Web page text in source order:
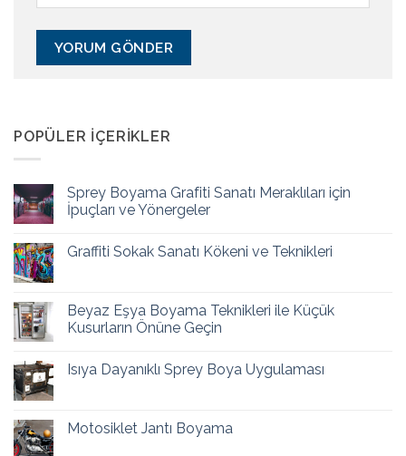
POPÜLER İÇERIKLER
Sprey Boyama Grafiti Sanatı Meraklıları için
İpuçları ve Yönergeler
Graffiti Sokak Sanatı Kökeni ve Teknikleri
Beyaz Eşya Boyama Teknikleri ile Küçük
Kusurların Önüne Geçin
Isıya Dayanıklı Sprey Boya Uygulaması
Motosiklet Jantı Boyama